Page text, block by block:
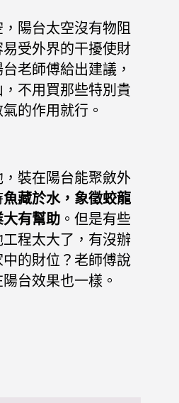
陽台太空沒有物阻
受外界的干擾使財
老師傅給出建議，
不用買那些特別貴
的作用就行。
裝在陽台能聚斂外
魚藏於水，象徵蛟龍
有幫助 。但是有些
程太大了，有沒辦
的財位？老師傅說
台效果也一樣。